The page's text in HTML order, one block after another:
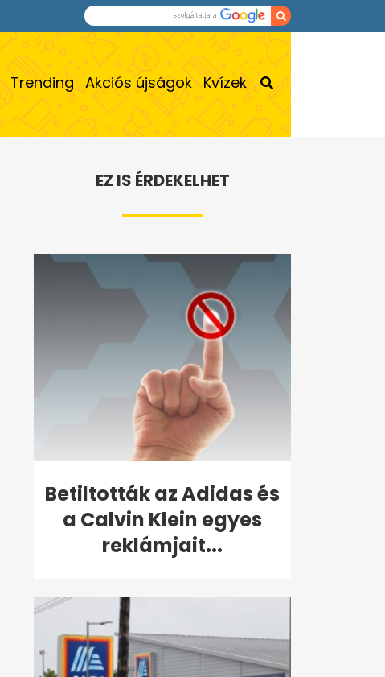
Trending Akciós újságok Kvízek
EZ IS ÉRDEKELHET
Betiltották az Adidas és
a Calvin Klein egyes
reklámjait...